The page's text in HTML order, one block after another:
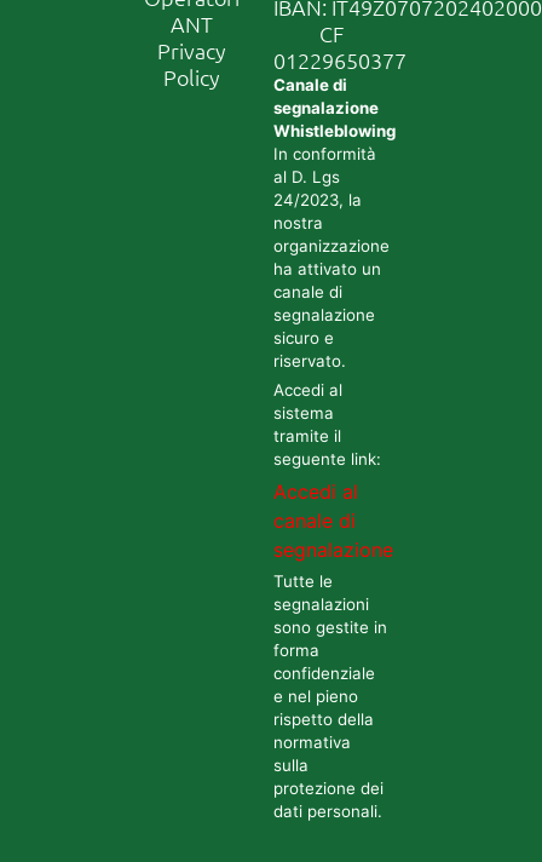
ANT
Privacy
Policy
IBAN:
CF
01229650377
Canale di
segnalazione
Whistleblowing
In conformità
al D. Lgs
24/2023, la
nostra
organizzazione
ha attivato un
canale di
segnalazione
sicuro e
riservato.
Accedi al
sistema
tramite il
seguente link:
Accedi al
canale di
segnalazione
Tutte le
segnalazioni
sono gestite in
forma
confidenziale
e nel pieno
rispetto della
normativa
sulla
protezione dei
dati personali.